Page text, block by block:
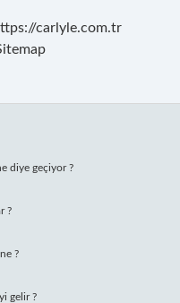
carlyle.com.tr
diye geçiyor ?
?
?
gelir ?